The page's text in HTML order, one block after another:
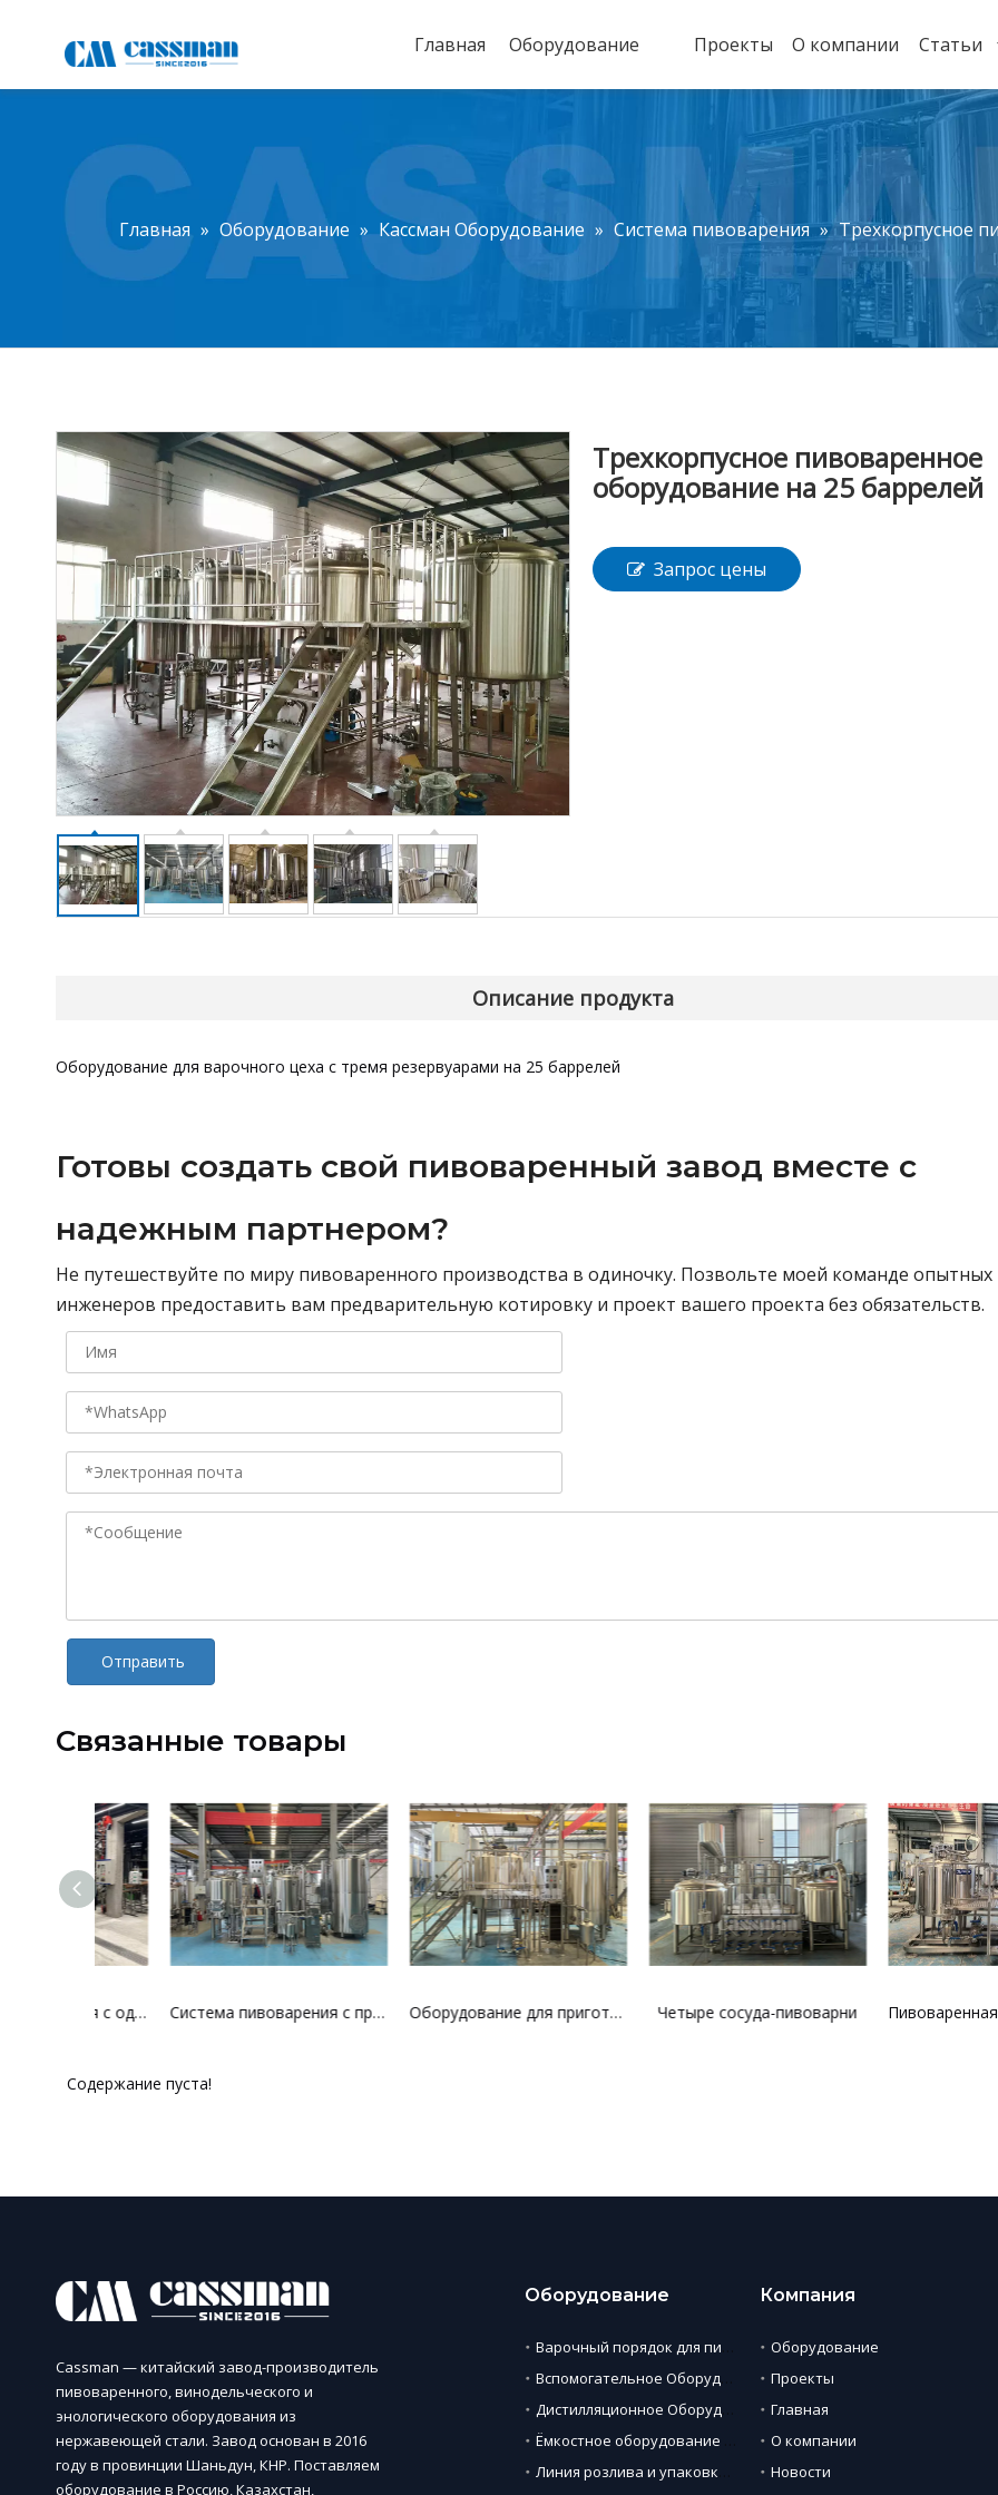
Главная Оборудование Проекты О компании Статьи
Главная » Оборудование » Кассман Оборудование » Система пивоварения » Трехкорпусное
Трехкорпусное пивоваренное
оборудование на 25 баррелей
Запрос цены
Описание продукта
Оборудование для варочного цеха с тремя резервуарами на 25 баррелей
Готовы создать свой пивоваренный завод вместе с
надежным партнером?
Не путешествуйте по миру пивоваренного производства в одиночку. Позвольте моей команде опытных
инженеров предоставить вам предварительную котировку и проект вашего проекта без обязательств.
Отправить
Связанные товары
Система пивоварения с прямым огнем Оборудование для приготовления холодного кофе Четыре сосуда-пивоварни
Содержание пуста!
Cassman — китайский завод-производитель
пивоваренного, винодельческого и
энологического оборудования из
нержавеющей стали. Завод основан в 2016
году в провинции Шаньдун, КНР. Поставляем
оборудование в Россию, Казахстан,
Оборудование Компания
Оборудование
Проекты
Главная
О компании
Новости